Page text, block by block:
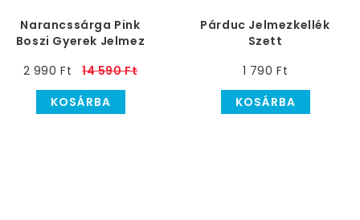
Narancssárga Pink
Boszi Gyerek Jelmez
2 990 Ft
14 590 Ft
KOSÁRBA
Párduc Jelmezkellék
Szett
1 790 Ft
KOSÁRBA